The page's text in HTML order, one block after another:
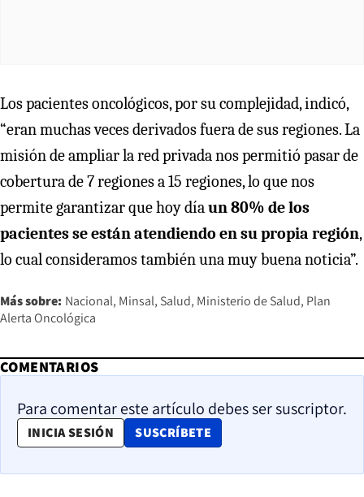
Los pacientes oncológicos, por su complejidad, indicó,
“eran muchas veces derivados fuera de sus regiones. La
misión de ampliar la red privada nos permitió pasar de
cobertura de 7 regiones a 15 regiones, lo que nos
permite garantizar que hoy díaun 80% de los
pacientes se están atendiendo en su propia región,
lo cual consideramos también una muy buena noticia”.
Más sobre: Nacional Minsal Salud Ministerio de Salud Plan
Alerta Oncológica
COMENTARIOS
Para comentar este artículo debes ser suscriptor.
INICIA SESIÓN SUSCRÍBETE
OPENS IN NEW WINDOW